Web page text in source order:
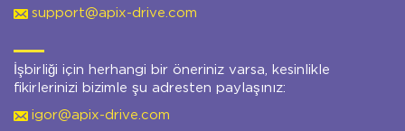
support@apix-drive.com
İşbirliği için herhangi bir öneriniz varsa, kesinlikle
fikirlerinizi bizimle şu adresten paylaşınız:
igor@apix-drive.com